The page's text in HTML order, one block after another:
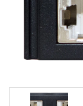
Ngôn ngữ/Khu vực